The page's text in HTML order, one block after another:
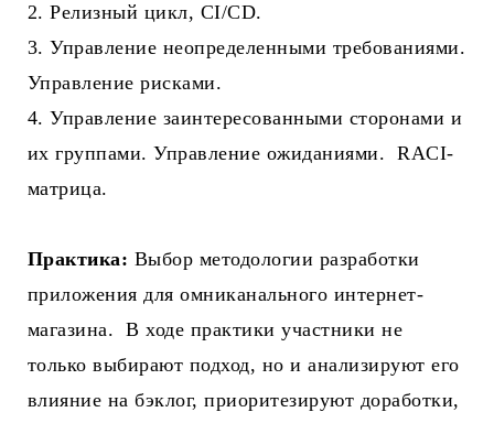
2. Релизный цикл, CI/CD.
3. Управление неопределенными требованиями.
Управление рисками.
4. Управление заинтересованными сторонами и
их группами. Управление ожиданиями. RACI-
матрица.
Практика: Выбор методологии разработки
приложения для омниканального интернет-
магазина. В ходе практики участники не
только выбирают подход, но и анализируют его
влияние на бэклог, приоритезируют доработки,